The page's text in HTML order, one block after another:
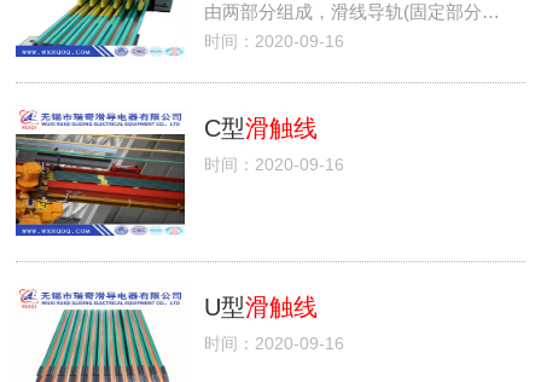
由两部分组成，滑线导轨(固定部分…
时间：2020-09-16
C型滑触线
时间：2020-09-16
U型滑触线
时间：2020-09-16